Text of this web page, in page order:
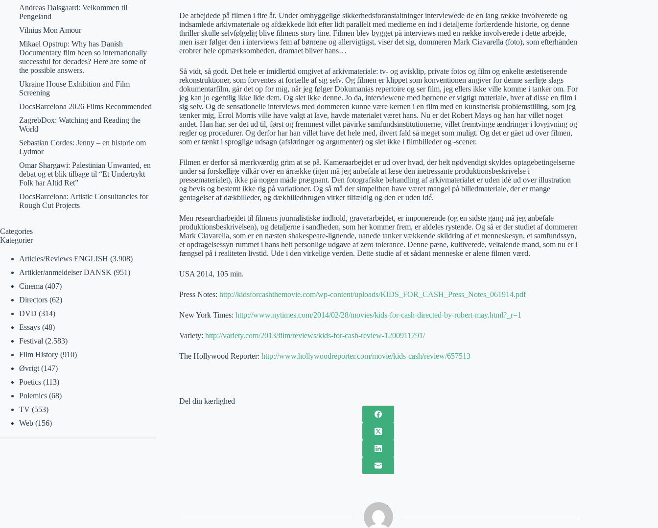
De arbejdede på filmen i fire år. Under omhyggelige sikkerhedsforanstaltninger interviewede de en lang række involverede og
indsamlede arkivmateriale og afdækkede lidt efter lidt parallelt med medierne en ind i detaljerne forfærdende historie, og denne
thriller skulle selvfølgelig blive filmens story line. Filmen blev bygget på interviews med en række involverede i dette arbejde,
men især følger den i interviews fem af børnene og allervigtigst, viser det sig, dommeren Mark Ciavarella (foto), som efterhånden
erobrer hele opmærksomheden, dramaet bliver hans…
Så vidt, så godt. Det hele er imidlertid omgivet af arkivmateriale: tv- og avisklip, private fotos og film og enkelte æstetiserende
rekonstruktioner, som forventes at fortælle af sig selv. Og filmen er klippet som konventionen angiver for denne særlige slags
dokumentarfilm, går det op for mig, når jeg følger Dokumanias repertoire og ser film, jeg ellers ikke ville komme i tanker om. For
jeg kan jo egentlig ikke lide dem. Og slet ikke denne. Jo da, interviewene med børnene er vigtigt materiale, hver af disse en film i
sig selv. Og de sensationelle interviews med dommeren kunne være kernen i en film med en kunstnerisk problemstilling, som jeg
tænker mig, Errol Morris ville have valgt at lave, havde materialet været hans. Nu er det Robert Mays og han har villet noget
andet. Han har, ser det ud til, først og fremmest villet påvirke samfundsinstitutionerne, villet fremtvinge ændringer i lovgivning og
regler og procedurer. Og derfor har han villet have det hele med, ihvert fald så meget som muligt. Og det er gået ud over filmen,
som er tænkt i sproglige udsagn (afsløringer og argumenter) og slet ikke i filmbilleder og -scener.
Filmen er derfor så mærkværdig grim at se på. Kameraarbejdet er ud over hvad, der helt nødvendigt skyldes optagebetingelserne
under så forskellige vilkår over en årrække (igen må jeg anbefale at læse den inetressante produktionsbeskrivelse i
pressematerialet), ikke på nogen måde prægnant. Den fotografiske behandling af arkivmaterialet er uden idé ud over illustration
og bevis og bestemt ikke rig på variationer. Og så må der simpelthen have været mangel på billedmateriale, der er mange
gentagelser af dækbilleder, og dækbilledbrugen virker tilfældig og den er uden idé.
Men researcharbejdet til filmens journalistiske indhold, graverarbejdet, er imponerende (og en sidste gang må jeg anbefale
produktionsbeskrivelsen), og detaljerne i sandheden, som her kommer frem, er aldeles rystende. Og så er der studiet af dommeren
Mark Ciavarella, som er en næsten shakespeare-lignende, uanede tanker vækkende skildring af et menneskesyn, et samfundssyn,
et opdragelsessyn rummet i hans helt personlige udgave af zero tolerance. Denne pæne, kultiverede, veltalende mand, som nu er i
fængsel på i realiteten livstid. Ude i den virkelige verden. Dette studie af et sådant menneske er alene filmen værd.
USA 2014, 105 min.
Press Notes: http://kidsforcashthemovie.com/wp-content/uploads/KIDS_FOR_CASH_Press_Notes_061914.pdf
New York Times: http://www.nytimes.com/2014/02/28/movies/kids-for-cash-directed-by-robert-may.html?_r=1
Variety: http://variety.com/2013/film/reviews/kids-for-cash-review-1200911791/
The Hollywood Reporter: http://www.hollywoodreporter.com/movie/kids-cash/review/657513
Del din kærlighed
Andreas Dalsgaard: Velkommen til
Pengeland
Vilnius Mon Amour
Mikael Opstrup: Why has Danish
Documentary film been so internationally
successful for decades? Here are some of
the possible answers.
Ukraine House Exhibition and Film
Screening
DocsBarcelona 2026 Films Recommended
ZagrebDox: Watching and Reading the
World
Sebastian Cordes: Jenny – en historie om
Lydmor
Omar Shargawi: Palestinian Unwanted, en
debat og et blik tilbage til “Et Undertrykt
Folk har Altid Ret”
DocsBarcelona: Artistic Consultancies for
Rough Cut Projects
Categories
Kategorier
Articles/Reviews ENGLISH (3.908)
Artikler/anmeldelser DANSK (951)
Cinema (407)
Directors(62)
DVD (314)
Essays(48)
Festival (2.583)
Film History(910)
Øvrigt(147)
Poetics(113)
Polemics(68)
TV(553)
Web(156)